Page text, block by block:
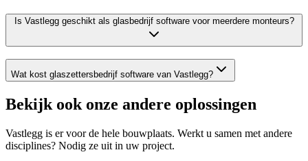
Is Vastlegg geschikt als glasbedrijf software voor meerdere monteurs?
Wat kost glaszettersbedrijf software van Vastlegg?
Bekijk ook onze andere oplossingen
Vastlegg is er voor de hele bouwplaats. Werkt u samen met andere
disciplines? Nodig ze uit in uw project.